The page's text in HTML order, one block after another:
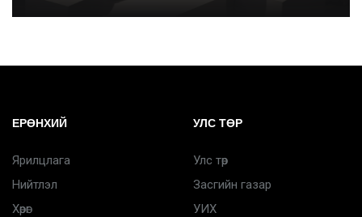
ЕРӨНХИЙ
Ярилцлага
Нийтлэл
Хөрөг
УЛС ТӨР
Улс төр
Засгийн газар
УИХ